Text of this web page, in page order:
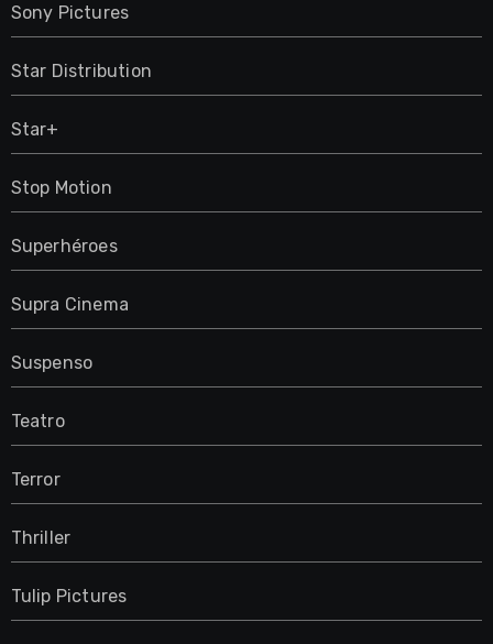
Sony Pictures
Star Distribution
Star+
Stop Motion
Superhéroes
Supra Cinema
Suspenso
Teatro
Terror
Thriller
Tulip Pictures